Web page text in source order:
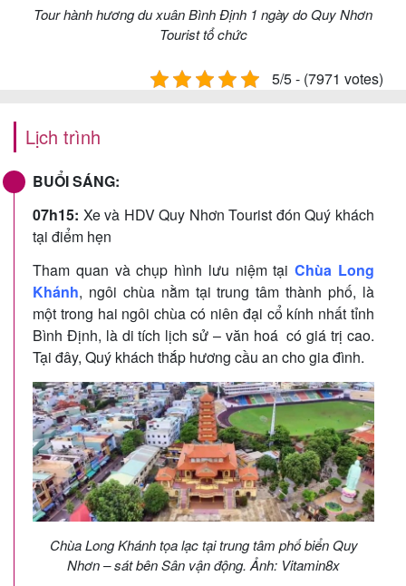
Tour hành hương du xuân Bình Định 1 ngày do Quy Nhơn
Tourist tổ chức
5/5 - (7971 votes)
Lịch trình
BUỔI SÁNG:
07h15: Xe và HDV Quy Nhơn Tourist đón Quý khách
tại điểm hẹn
Tham quan và chụp hình lưu niệm tạiChùa Long
Khánh, ngôi chùa nằm tại trung tâm thành phố, là
một trong hai ngôi chùa có niên đại cổ kính nhất tỉnh
Bình Định, là di tích lịch sử – văn hoá có giá trị cao.
Tại đây, Quý khách thắp hương cầu an cho gia đình.
Chùa Long Khánh tọa lạc tại trung tâm phố biển Quy
Nhơn – sát bên Sân vận động. Ảnh: Vitamin8x